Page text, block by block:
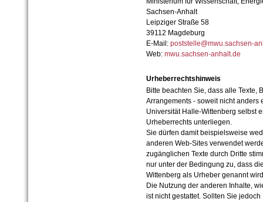
Sachsen-Anhalt
Leipziger Straße 58
39112 Magdeburg
E-Mail: poststelle@mwu.sachsen-
Web: mwu.sachsen-anhalt.de
Urheberrechtshinweis
Bitte beachten Sie, dass alle Texte,
Arrangements - soweit nicht anders
Universität Halle-Wittenberg selbst
Urheberrechts unterliegen.
Sie dürfen damit beispielsweise
anderen Web-Sites verwendet
zugänglichen Texte durch Dritte
nur unter der Bedingung zu, dass
Wittenberg als Urheber genannt
Die Nutzung der anderen Inhalte,
ist nicht gestattet. Sollten Sie